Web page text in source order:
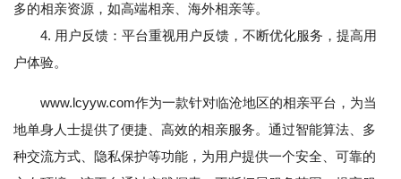
多的相亲资源，如高端相亲、海外相亲等。
4. 用户反馈：平台重视用户反馈，不断优化服务，提高用
户体验。
www.lcyyw.com作为一款针对临沧地区的相亲平台，为当
地单身人士提供了便捷、高效的相亲服务。通过智能算法、多
种交流方式、隐私保护等功能，为用户提供一个安全、可靠的